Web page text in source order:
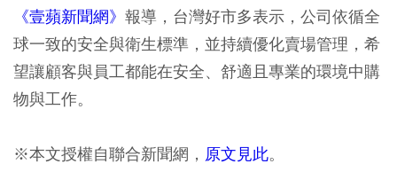
《壹蘋新聞網》 報導，台灣好市多表示，公司依循全
球一致的安全與衛生標準，並持續優化賣場管理，希
望讓顧客與員工都能在安全、舒適且專業的環境中購
物與工作。
※本文授權自聯合新聞網， 原文見此。